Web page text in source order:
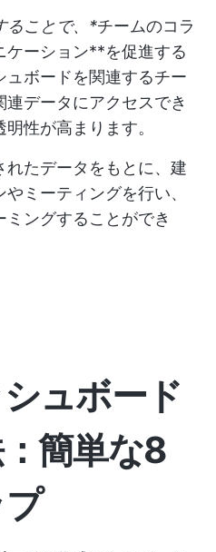
ることで、*チームのコラ
ケーション**を促進する
ュボードを関連するチー
データにアクセスでき
性が高まります。
れたデータをもとに、建
ミーティングを行い、
ングすることができ
ュボード
簡単な8